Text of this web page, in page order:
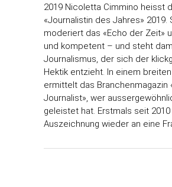
2019 Nicoletta Cimmino heisst
«Journalistin des Jahres» 2019.
moderiert das «Echo der Zeit»
und kompetent – und steht
Journalismus, der sich der
Hektik entzieht. In einem
ermittelt das Branchenmagazin
Journalist», wer
geleistet hat. Erstmals seit
Auszeichnung wieder an eine